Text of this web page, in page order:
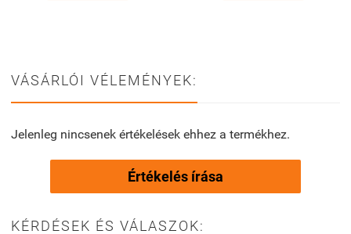
VÁSÁRLÓI VÉLEMÉNYEK:
Jelenleg nincsenek értékelések ehhez a termékhez.
Értékelés írása
KÉRDÉSEK ÉS VÁLASZOK: